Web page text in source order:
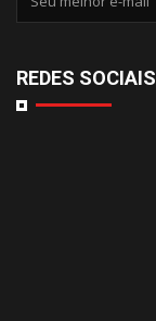
REDES SOCIAIS